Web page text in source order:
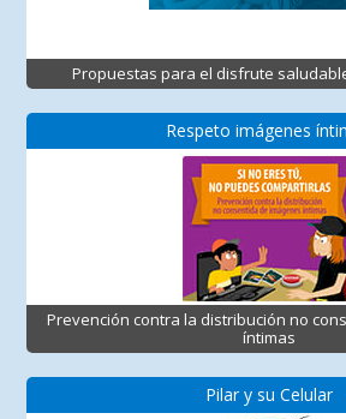
Propuestas para el disfrute
Respeto imágenes
Prevención contra la distribución no
íntimas
Pilar y su Celular